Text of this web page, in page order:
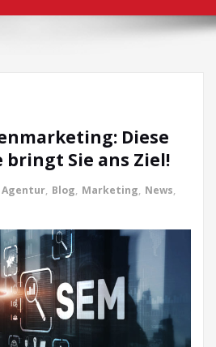
Diese
bringt Sie ans Ziel!
Agentur, Blog, Marketing, News,